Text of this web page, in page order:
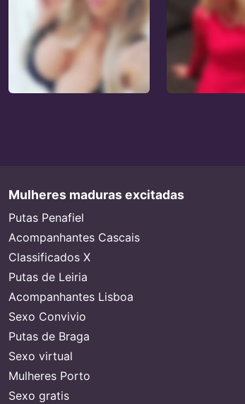
Mulheres maduras excitadas
Putas Penafiel
Acompanhantes Cascais
Classificados X
Putas de Leiria
Acompanhantes Lisboa
Sexo Convivio
Putas de Braga
Sexo virtual
Mulheres Porto
Sexo gratis